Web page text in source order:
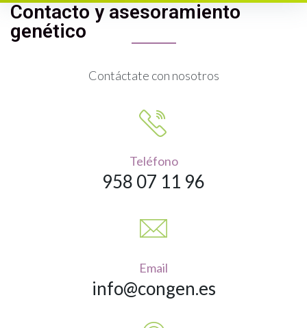
Contacto y asesoramiento
genético
Contáctate con nosotros
Teléfono
958 07 11 96
Email
info@congen.es